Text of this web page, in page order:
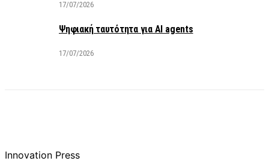
17/07/2026
Ψηφιακή ταυτότητα για AI agents
17/07/2026
Innovation Press